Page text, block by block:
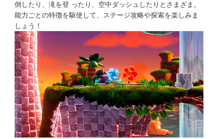
倒したり、滝を登 ったり、空中ダッシュしたりとさまざま。
能力ごとの特徴を駆使して、ステージ攻略や探索を楽しみま
しょう！